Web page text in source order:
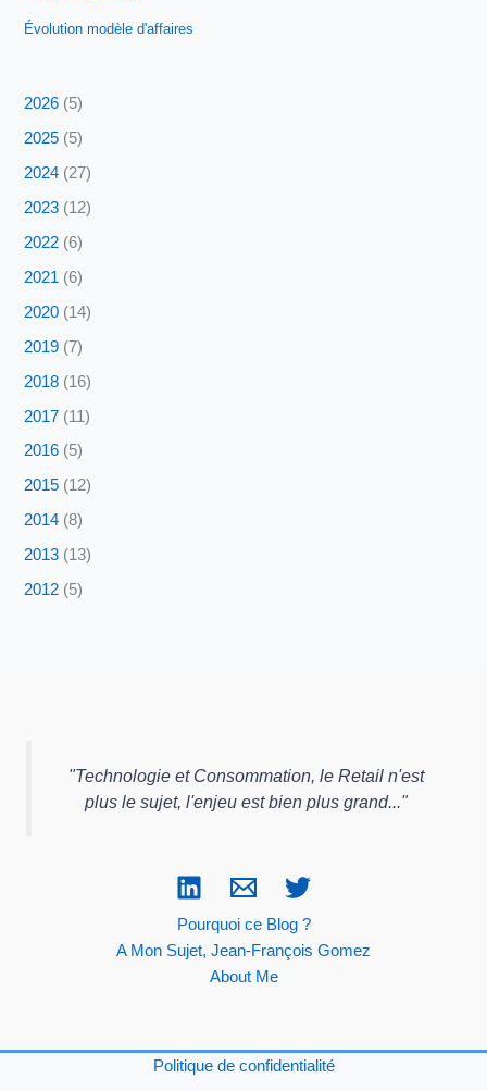
Évolution modèle d'affaires
2026 (5)
2025 (5)
2024 (27)
2023 (12)
2022 (6)
2021 (6)
2020 (14)
2019 (7)
2018 (16)
2017 (11)
2016 (5)
2015 (12)
2014 (8)
2013 (13)
2012 (5)
"Technologie et Consommation, le Retail n'est
plus le sujet, l'enjeu est bien plus grand..."
Pourquoi ce Blog ?
A Mon Sujet, Jean-François Gomez
About Me
Politique de confidentialité